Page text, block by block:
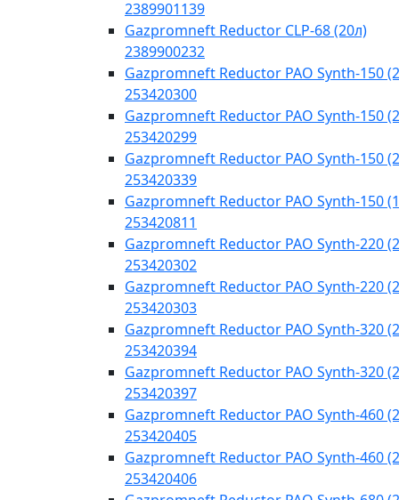
2389901139
Gazpromneft Reductor CLP-68 (20л)
2389900232
Gazpromneft Reductor PAO Synth-150
253420300
Gazpromneft Reductor PAO Synth-150
253420299
Gazpromneft Reductor PAO Synth-150
253420339
Gazpromneft Reductor PAO Synth-150
253420811
Gazpromneft Reductor PAO Synth-220
253420302
Gazpromneft Reductor PAO Synth-220
253420303
Gazpromneft Reductor PAO Synth-320
253420394
Gazpromneft Reductor PAO Synth-320
253420397
Gazpromneft Reductor PAO Synth-460
253420405
Gazpromneft Reductor PAO Synth-460
253420406